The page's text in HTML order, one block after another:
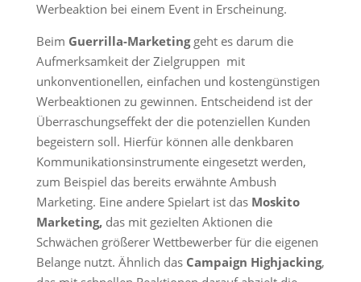
Werbeaktion bei einem Event in Erscheinung.
Beim Guerrilla-Marketinggeht es darum die
Aufmerksamkeit der Zielgruppen mit
unkonventionellen, einfachen und kostengünstigen
Werbeaktionen zu gewinnen. Entscheidend ist der
Überraschungseffekt der die potenziellen Kunden
begeistern soll. Hierfür können alle denkbaren
Kommunikationsinstrumente eingesetzt werden,
zum Beispiel das bereits erwähnte Ambush
Marketing. Eine andere Spielart ist das Moskito
Marketing,das mit gezielten Aktionen die
Schwächen größerer Wettbewerber für die eigenen
Belange nutzt. Ähnlich das Campaign Highjacking,